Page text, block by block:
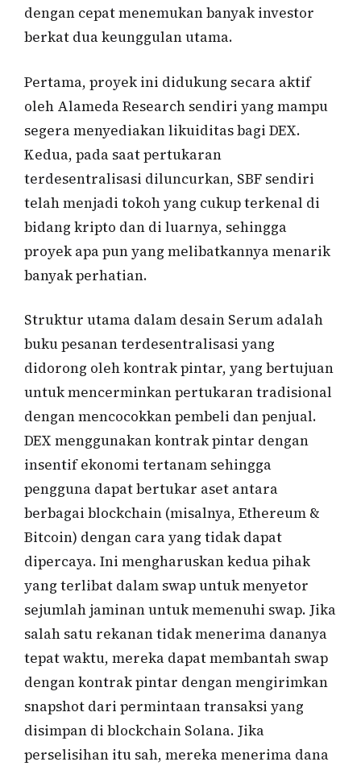
dengan cepat menemukan banyak investor
berkat dua keunggulan utama.
Pertama, proyek ini didukung secara aktif
oleh Alameda Research sendiri yang mampu
segera menyediakan likuiditas bagi DEX.
Kedua, pada saat pertukaran
terdesentralisasi diluncurkan, SBF sendiri
telah menjadi tokoh yang cukup terkenal di
bidang kripto dan di luarnya, sehingga
proyek apa pun yang melibatkannya menarik
banyak perhatian.
Struktur utama dalam desain Serum adalah
buku pesanan terdesentralisasi yang
didorong oleh kontrak pintar, yang bertujuan
untuk mencerminkan pertukaran tradisional
dengan mencocokkan pembeli dan penjual.
DEX menggunakan kontrak pintar dengan
insentif ekonomi tertanam sehingga
pengguna dapat bertukar aset antara
berbagai blockchain (misalnya, Ethereum &
Bitcoin) dengan cara yang tidak dapat
dipercaya. Ini mengharuskan kedua pihak
yang terlibat dalam swap untuk menyetor
sejumlah jaminan untuk memenuhi swap. Jika
salah satu rekanan tidak menerima dananya
tepat waktu, mereka dapat membantah swap
dengan kontrak pintar dengan mengirimkan
snapshot dari permintaan transaksi yang
disimpan di blockchain Solana. Jika
perselisihan itu sah, mereka menerima dana